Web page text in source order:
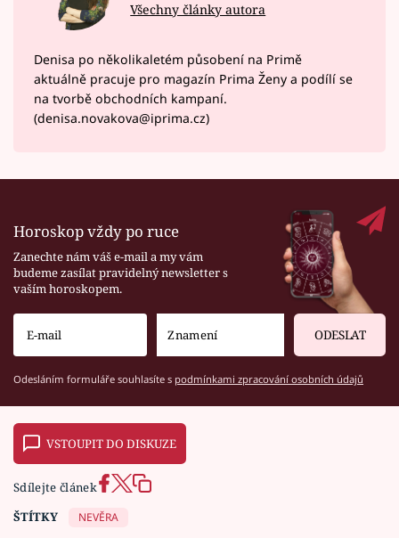
Všechny články autora
Denisa po několikaletém působení na Primě
aktuálně pracuje pro magazín Prima Ženy a podílí se
na tvorbě obchodních kampaní.
(denisa.novakova@iprima.cz)
Horoskop vždy po ruce
Zanechte nám váš e-mail a my vám
budeme zasílat pravidelný newsletter s
vaším horoskopem.
ODESLAT
Odesláním formuláře souhlasíte s podmínkami zpracování osobních údajů
VSTOUPIT DO DISKUZE
Sdílejte článek
ŠTÍTKY
NEVĚRA